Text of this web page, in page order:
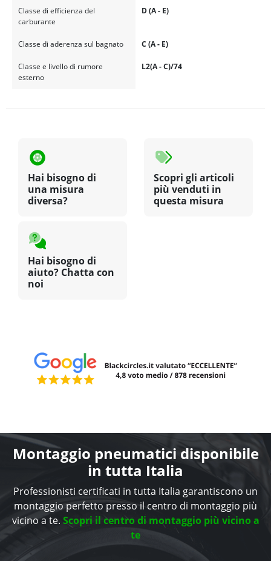
Classe di efficienza del
carburante
D (A - E)
Classe di aderenza sul bagnato C (A - E)
Classe e livello di rumore
esterno
L2(A - C)/74
Hai bisogno di
una misura
diversa?
Scopri gli articoli
più venduti in
questa misura
Hai bisogno di
aiuto? Chatta con
noi
Montaggio pneumatici disponibile
in tutta Italia
Professionisti certificati in tutta Italia garantiscono un
montaggio perfetto presso il centro di montaggio più
vicino a te. Scopri il centro di montaggio più vicino a
te